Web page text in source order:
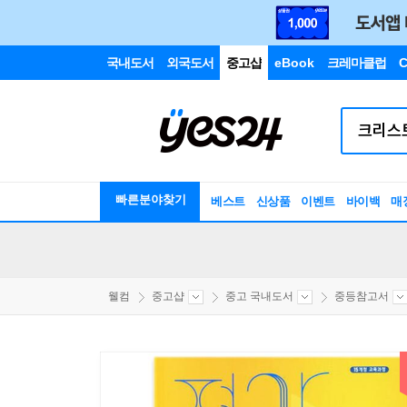
국내도서 외국도서 중고샵 eBook 크레마클럽
빠른분야찾기 베스트 신상품 이벤트 바이백 매
웰컴 중고샵 중고 국내도서 중등참고서